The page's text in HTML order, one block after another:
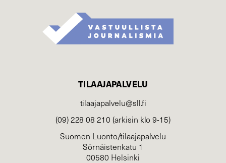
TILAAJAPALVELU
tilaajapalvelu@sll.fi
(09) 228 08 210 (arkisin klo 9-15)
Suomen Luonto/tilaajapalvelu
Sörnäistenkatu 1
00580 Helsinki